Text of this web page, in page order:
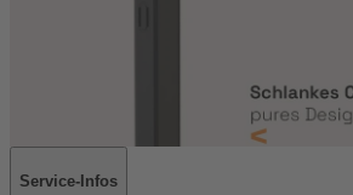
Service-Infos